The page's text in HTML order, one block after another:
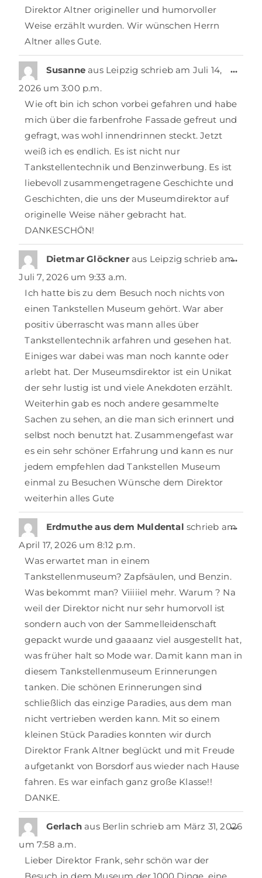
Direktor Altner origineller und humorvoller
Weise erzählt wurden. Wir wünschen Herrn
Altner alles Gute.
Susanne aus Leipzig schrieb am Juli 14,
2026 um 3:00 p.m.
Wie oft bin ich schon vorbei gefahren und habe
mich über die farbenfrohe Fassade gefreut und
gefragt, was wohl innendrinnen steckt. Jetzt
weiß ich es endlich. Es ist nicht nur
Tankstellentechnik und Benzinwerbung. Es ist
liebevoll zusammengetragene Geschichte und
Geschichten, die uns der Museumdirektor auf
originelle Weise näher gebracht hat.
DANKESCHÖN!
…
Dietmar Glöckner aus Leipzig schrieb am
Juli 7, 2026 um 9:33 a.m.
Ich hatte bis zu dem Besuch noch nichts von
einen Tankstellen Museum gehört. War aber
positiv überrascht was mann alles über
Tankstellentechnik arfahren und gesehen hat.
Einiges war dabei was man noch kannte oder
arlebt hat. Der Museumsdirektor ist ein Unikat
der sehr lustig ist und viele Anekdoten erzählt.
Weiterhin gab es noch andere gesammelte
Sachen zu sehen, an die man sich erinnert und
selbst noch benutzt hat. Zusammengefast war
es ein sehr schöner Erfahrung und kann es nur
jedem empfehlen dad Tankstellen Museum
einmal zu Besuchen Wünsche dem Direktor
weiterhin alles Gute
…
Erdmuthe aus dem Muldentalschrieb am
April 17, 2026 um 8:12 p.m.
Was erwartet man in einem
Tankstellenmuseum? Zapfsäulen, und Benzin.
Was bekommt man? Viiiiiel mehr. Warum ? Na
weil der Direktor nicht nur sehr humorvoll ist
sondern auch von der Sammelleidenschaft
gepackt wurde und gaaaanz viel ausgestellt hat,
was früher halt so Mode war. Damit kann man in
diesem Tankstellenmuseum Erinnerungen
tanken. Die schönen Erinnerungen sind
schließlich das einzige Paradies, aus dem man
nicht vertrieben werden kann. Mit so einem
kleinen Stück Paradies konnten wir durch
Direktor Frank Altner beglückt und mit Freude
aufgetankt von Borsdorf aus wieder nach Hause
fahren. Es war einfach ganz große Klasse!!
DANKE.
…
Gerlach aus Berlin schrieb am März 31, 2026
um 7:58 a.m.
Lieber Direktor Frank, sehr schön war der
…